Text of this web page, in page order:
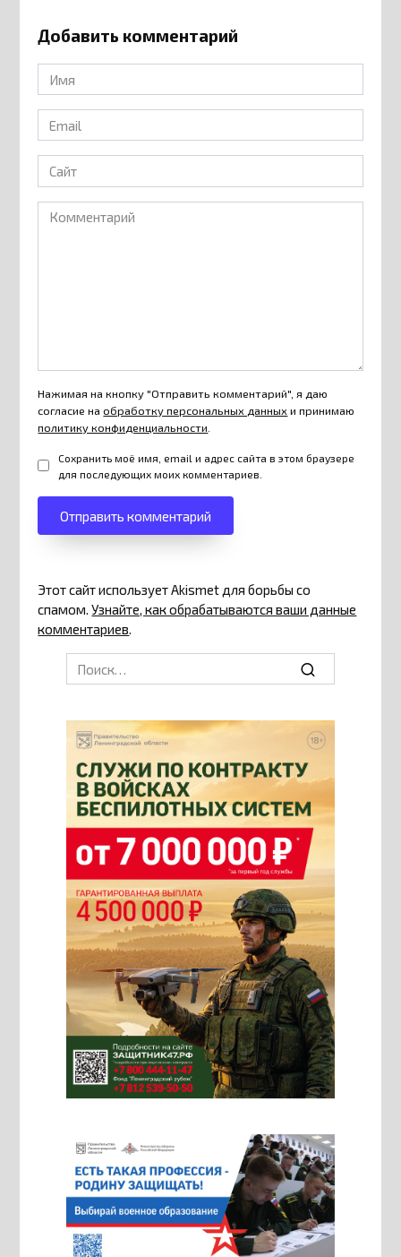
Добавить комментарий
Имя
*
Email
*
Сайт
Комментарий
Нажимая на кнопку "Отправить комментарий", я даю
согласие наобработку персональных данных и принимаю
политику конфиденциальности
Сохранить моё имя, email и адрес сайта в этом браузере
для последующих моих комментариев.
Этот сайт использует Akismet для борьбы со
спамом.Узнайте, как обрабатываются ваши данные
комментариев.
Search
for: